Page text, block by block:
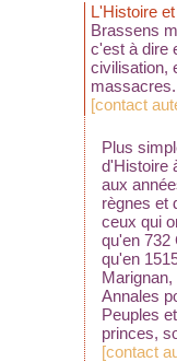
L'Histoire
Brassens
c'est à dire
civilisation,
[contact
Plus
d'Histoire
aux
règnes et
ceux qui
qu'en 732
qu'en
Annales
Peuples
princes,
[contact